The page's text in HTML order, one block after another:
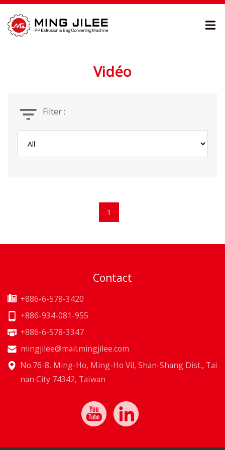
Vidéo
Filter :
1
Contact
+886-6-578-3420
+886-934-081-955
+886-6-578-3347
mingjilee@mail.mingjilee.com
No.76-8, Ming-Ho, Ming-Ho Vil, Shan-Shang Dist., Tai
nan City 74342, Taïwan